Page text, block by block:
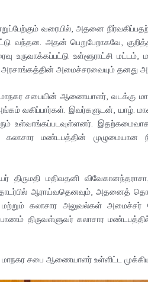
வரையில், அதனை
வந்தன. அதன் பெறுபேறாகவே,
உருவாக்கப்பட்டு உள்ளூராட்சி
அமைச்சரவையும் தனது
மாநகர சபையின் ஆணையாளர், வடக்கு
வகிப்பார்கள். இவர்களுடன், யாழ்.
உள்வாங்கப்படவுள்ளனர்.
மண்டபத்தின் முழுமையான
மதிவதனி
ஆராய்வதெனவும், அதனைத்
மற்றும் கலாசார அலுவல்கள்
திருவள்ளுவர் கலாசார
சபை ஆணையாளர் உள்ளிட்ட முக்கிய